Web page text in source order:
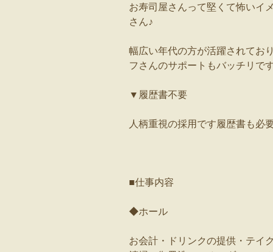
お寿司屋さんって堅くて怖いイ
さん♪
幅広い年代の方が活躍されてお
フさんのサポートもバッチリです
▼履歴書不要
人柄重視の採用です履歴書も必
■仕事内容
◆ホール
お会計・ドリンクの提供・テイ